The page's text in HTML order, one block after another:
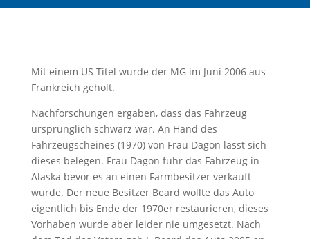
Mit einem US Titel wurde der MG im Juni 2006 aus
Frankreich geholt.
Nachforschungen ergaben, dass das Fahrzeug
ursprünglich schwarz war. An Hand des
Fahrzeugscheines (1970) von Frau Dagon lässt sich
dieses belegen. Frau Dagon fuhr das Fahrzeug in
Alaska bevor es an einen Farmbesitzer verkauft
wurde. Der neue Besitzer Beard wollte das Auto
eigentlich bis Ende der 1970er restaurieren, dieses
Vorhaben wurde aber leider nie umgesetzt. Nach